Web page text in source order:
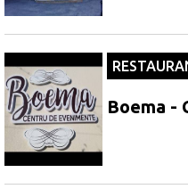
Boema -